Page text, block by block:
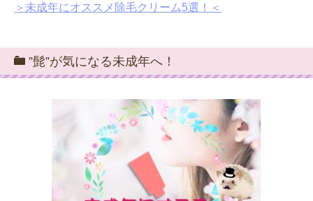
＞未成年にオススメ除毛クリーム5選！＜
”髭”が気になる未成年へ！